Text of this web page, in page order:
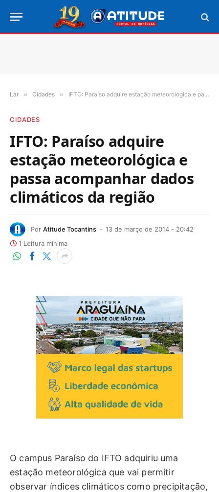
Lar » Cidades » IFTO: Paraíso adquire estação meteorológica e passa acompanhar dados climáticos da região
CIDADES
IFTO: Paraíso adquire
estação meteorológica e
passa acompanhar dados
climáticos da região
Por Atitude Tocantins
13 de março de 2014 - 20:42
1 Leitura mínima
O campus Paraíso do IFTO adquiriu uma
estação meteorológica que vai permitir
observar índices climáticos como precipitação,